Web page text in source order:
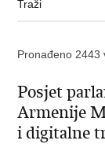
Pronađeno 2443
Posjet
Armenije
i digitalne